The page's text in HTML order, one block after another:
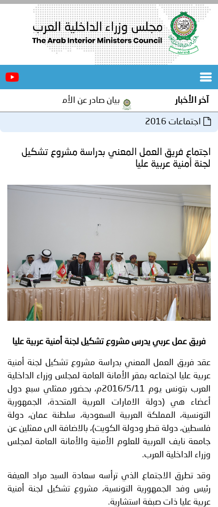
الرئيسية
المجلس
مؤتمرات
اجتماعات
و
برامج
وفيديو
مجلة
أصداء
الأمانة
إعلانات
من
آخر الأخبار بيان صادر عن الأمانة العامة لمجلس
اجتماعات 2016
اجتماع فريق العمل المعني بدراسة مشروع تشكيل
لجنة أمنية عربية عليا
فريق عمل عربي يدرس مشروع تشكيل لجنة أمنية عربية عليا
عقد فريق العمل المعني بدراسة مشروع تشكيل لجنة أمنية
عربية عليا اجتماعه بمقر الأمانة العامة لمجلس وزراء الداخلية
العرب بتونس يوم 2016/5/11م، بحضور ممثلي سبع دول
أعضاء هي (دولة الامارات العربية المتحدة، الجمهورية
التونسية، المملكة العربية السعودية، سلطنة عمان، دولة
فلسطين، دولة قطر ودولة الكويت)، بالاضافة الى ممثلين عن
جامعة نايف العربية للعلوم الأمنية والأمانة العامة لمجلس
وزراء الداخلية العرب.
وقد تطرق الاجتماع الذي ترأسه سعادة السيد مراد العيفة
رئيس وفد الجمهورية التونسية، مشروع تشكيل لجنة أمنية
عربية عليا ذات صبغة استشارية.